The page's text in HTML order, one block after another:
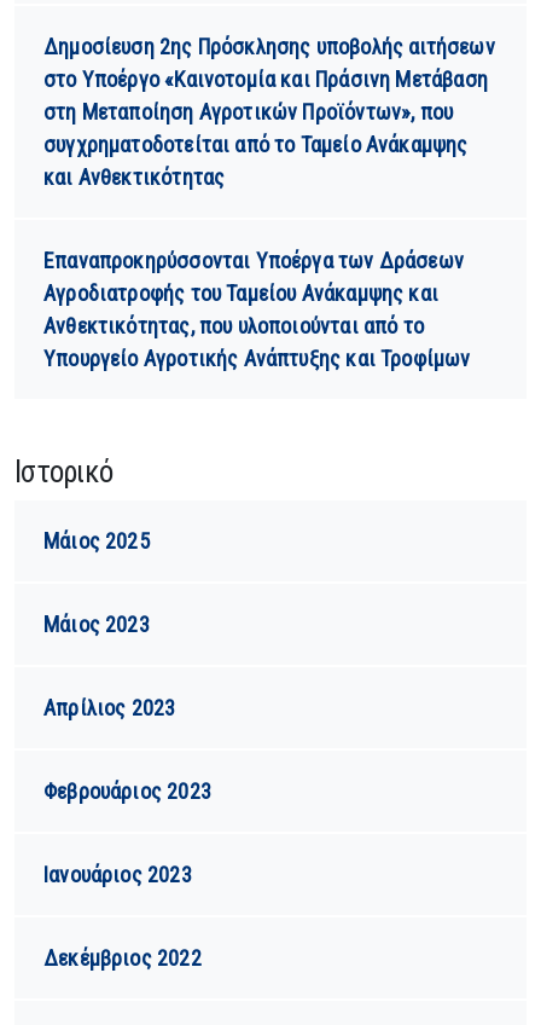
Δημοσίευση 2ης Πρόσκλησης υποβολής αιτήσεων
στο Υποέργο «Καινοτομία και Πράσινη Μετάβαση
στη Μεταποίηση Αγροτικών Προϊόντων», που
συγχρηματοδοτείται από το Ταμείο Ανάκαμψης
και Ανθεκτικότητας
Επαναπροκηρύσσονται Υποέργα των Δράσεων
Αγροδιατροφής του Ταμείου Ανάκαμψης και
Ανθεκτικότητας, που υλοποιούνται από το
Υπουργείο Αγροτικής Ανάπτυξης και Τροφίμων
Ιστορικό
Μάιος 2025
Μάιος 2023
Απρίλιος 2023
Φεβρουάριος 2023
Ιανουάριος 2023
Δεκέμβριος 2022